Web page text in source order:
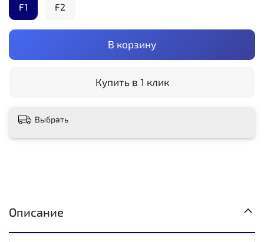
В корзину
Купить в 1 клик
F1 F2
Выбрать
Описание